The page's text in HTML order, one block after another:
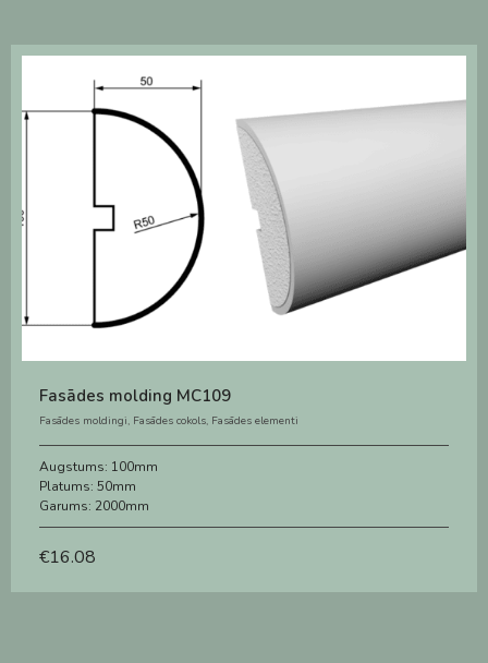
Fasādes molding MC109
Fasādes moldingi, Fasādes cokols, Fasādes elementi
Augstums: 100mm
Platums: 50mm
Garums: 2000mm
€16.08